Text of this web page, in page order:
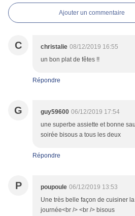
Ajouter un commentaire
C christalie 08/12/2019 16:55
un bon plat de fêtes !!
Répondre
G guy59600 06/12/2019 17:54
une superbe assiette et bonne
soirée bisous a tous les deux
Répondre
P poupoule 06/12/2019 13:53
Une très belle façon de cuisiner
journée<br /> <br /> bisous